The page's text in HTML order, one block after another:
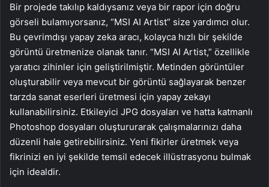
Bir projede takılıp kaldıysanız veya bir rapor için doğru
görseli bulamıyorsanız, “MSI AI Artist” size yardımcı olur.
Bu çevrimdışı yapay zeka aracı, kolayca hızlı bir şekilde
görüntü üretmenize olanak tanır. “MSI AI Artist,” özellikle
yaratıcı zihinler için geliştirilmiştir. Metinden görüntüler
oluşturabilir veya mevcut bir görüntü sağlayarak benzer
tarzda sanat eserleri üretmesi için yapay zekayı
kullanabilirsiniz. Etkileyici JPG dosyaları ve hatta katmanlı
Photoshop dosyaları oluştururarak çalışmalarınızı daha
düzenli hale getirebilirsiniz. Yeni fikirler üretmek veya
fikrinizi en iyi şekilde temsil edecek illüstrasyonu bulmak
için idealdir.